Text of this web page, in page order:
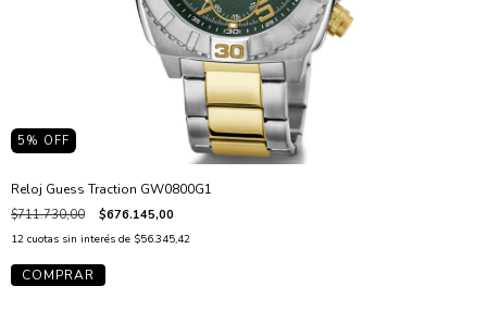
5 % OFF
Reloj Guess Traction GW0800G1
$711.730,00 $676.145,00
12 cuotas sin interés de $56.345,42